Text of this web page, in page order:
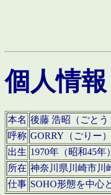
個人情報
本名 後藤 浩昭（ごとう
呼称 GORRY（ごりー）
出生 1970年（昭和45年）
所在 神奈川県川崎市川
仕事 SOHO形態を中心